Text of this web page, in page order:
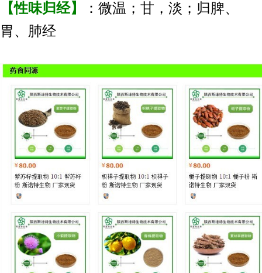
【性味归经】
：微温；甘，淡；归脾、
胃、肺经